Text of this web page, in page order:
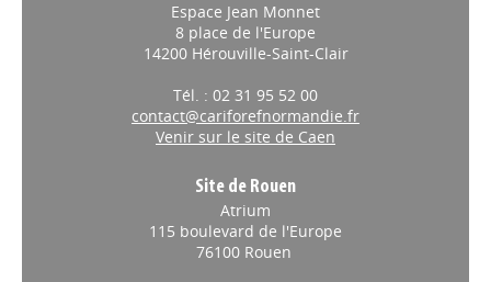
Espace Jean Monnet
8 place de l'Europe
14200 Hérouville-Saint-Clair
Tél. : 02 31 95 52 00
contact@cariforefnormandie.fr
Venir sur le site de Caen
Site de Rouen
Atrium
115 boulevard de l'Europe
76100 Rouen